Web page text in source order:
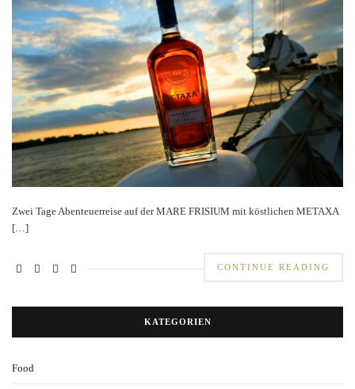
Zwei Tage Abenteuerreise auf der MARE FRISIUM mit köstlichen METAXA
[…]
CONTINUE READING
KATEGORIEN
Food